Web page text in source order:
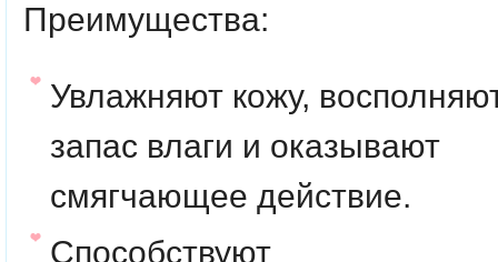
Преимущества:
Увлажняют кожу,
запас влаги и оказывают
смягчающее действие.
Способствуют